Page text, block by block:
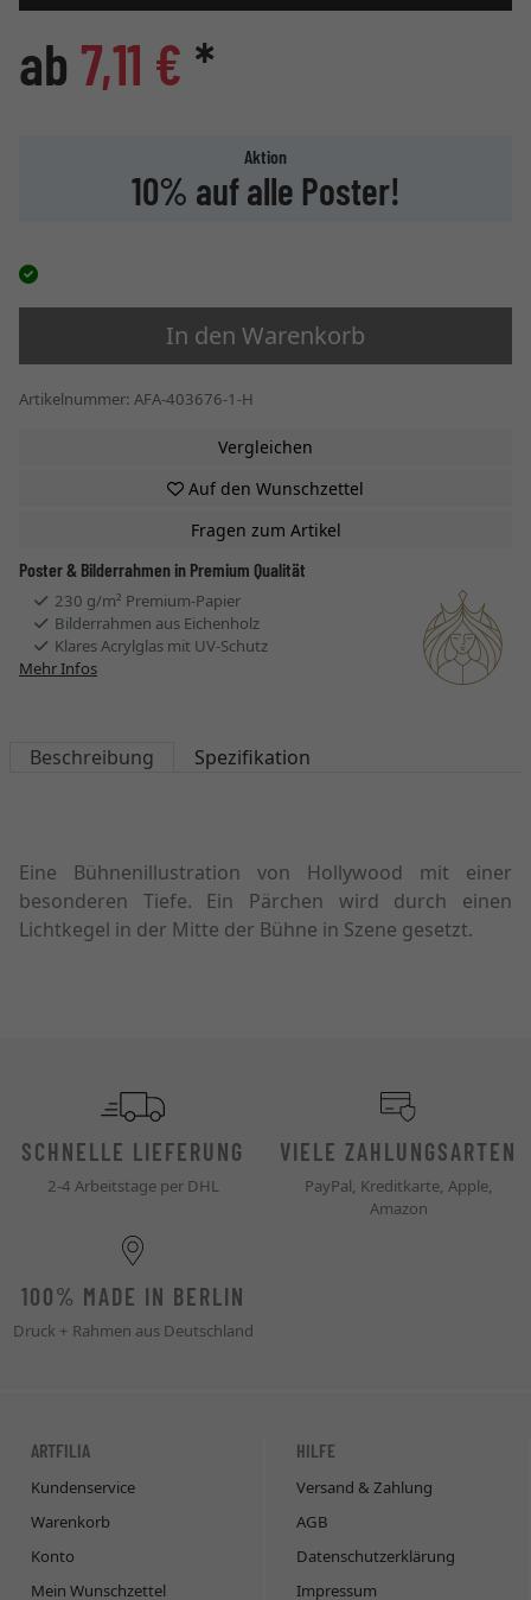
ab 7,11 € *
Aktion
10% auf alle Poster!
In den Warenkorb
Artikelnummer: AFA-403676-1-H
Vergleichen
Auf den Wunschzettel
Fragen zum Artikel
Poster & Bilderrahmen in Premium Qualität
230 g/m² Premium-Papier
Bilderrahmen aus Eichenholz
Klares Acrylglas mit UV-Schutz
Mehr Infos
Beschreibung Spezifikation
Eine Bühnenillustration von Hollywood mit einer
besonderen Tiefe. Ein Pärchen wird durch einen
Lichtkegel in der Mitte der Bühne in Szene gesetzt.
SCHNELLE LIEFERUNG
2-4 Arbeitstage per DHL
VIELE ZAHLUNGSARTEN
PayPal, Kreditkarte, Apple,
Amazon
100% MADE IN BERLIN
Druck + Rahmen aus Deutschland
ARTFILIA
Kundenservice
Warenkorb
Konto
Mein Wunschzettel
HILFE
Versand & Zahlung
AGB
Datenschutzerklärung
Impressum